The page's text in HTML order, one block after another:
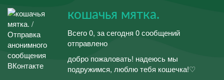
кошачья мятка.
Всего 0, за сегодня 0 сообщений
отправлено
добро пожаловать! надеюсь мы
подружимся, люблю тебя кошечка!♡